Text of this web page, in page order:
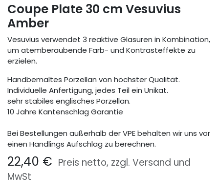
Coupe Plate 30 cm Vesuvius
Amber
Vesuvius verwendet 3 reaktive Glasuren in Kombination,
um atemberaubende Farb- und Kontrasteffekte zu
erzielen.
Handbemaltes Porzellan von höchster Qualität.
Individuelle Anfertigung, jedes Teil ein Unikat.
sehr stabiles englisches Porzellan.
10 Jahre Kantenschlag Garantie
Bei Bestellungen außerhalb der VPE behalten wir uns vor
einen Handlings Aufschlag zu berechnen.
22,40 € Preis netto, zzgl. Versand und
MwSt